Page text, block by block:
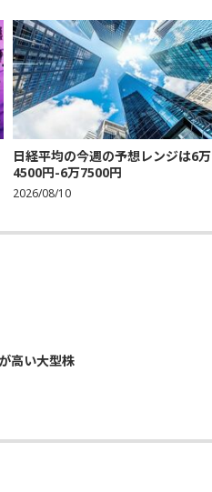
日経平均の今週の予想レンジは6万
4500円-6万7500円
2026/08/10
高い大型株